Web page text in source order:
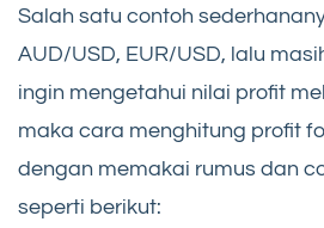
Salah satu contoh
AUD/USD, EUR/USD, lalu
ingin mengetahui nilai profit
maka cara menghitung profit
dengan memakai rumus dan
seperti berikut: